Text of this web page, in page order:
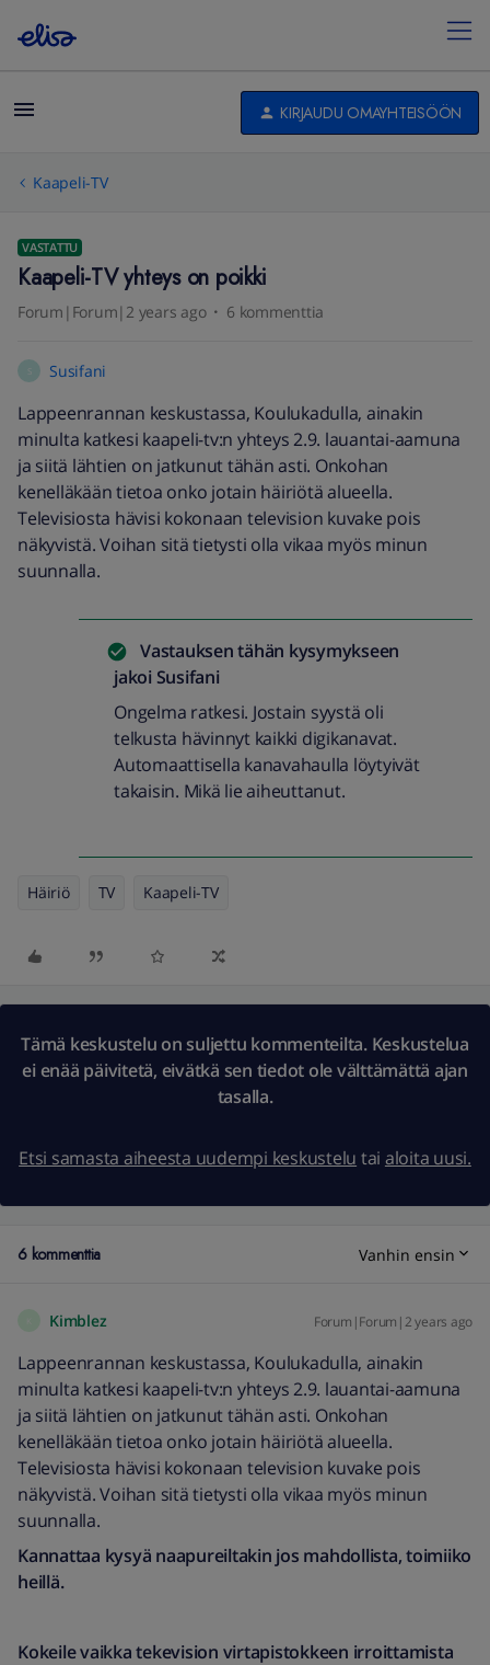
KIRJAUDU OMAYHTEISÖÖN
Kaapeli-TV
VASTATTU
Kaapeli-TV yhteys on poikki
Forum|Forum|2 years ago 6 kommenttia
Susifani
Lappeenrannan keskustassa, Koulukadulla, ainakin
minulta katkesi kaapeli-tv:n yhteys 2.9. lauantai-aamuna
ja siitä lähtien on jatkunut tähän asti. Onkohan
kenelläkään tietoa onko jotain häiriötä alueella.
Televisiosta hävisi kokonaan television kuvake pois
näkyvistä. Voihan sitä tietysti olla vikaa myös minun
suunnalla.
Vastauksen tähän kysymykseen
jakoi Susifani
Ongelma ratkesi. Jostain syystä oli
telkusta hävinnyt kaikki digikanavat.
Automaattisella kanavahaulla löytyivät
takaisin. Mikä lie aiheuttanut.
Häiriö TV Kaapeli-TV
Tämä keskustelu on suljettu kommenteilta. Keskustelua
ei enää päivitetä, eivätkä sen tiedot ole välttämättä ajan
tasalla.
Etsi samasta aiheesta uudempi keskustelu tai aloita uusi.
6 kommenttia Vanhin ensin
Kimblez Forum|Forum|2 years ago
Lappeenrannan keskustassa, Koulukadulla, ainakin
minulta katkesi kaapeli-tv:n yhteys 2.9. lauantai-aamuna
ja siitä lähtien on jatkunut tähän asti. Onkohan
kenelläkään tietoa onko jotain häiriötä alueella.
Televisiosta hävisi kokonaan television kuvake pois
näkyvistä. Voihan sitä tietysti olla vikaa myös minun
suunnalla.
Kannattaa kysyä naapureiltakin jos mahdollista, toimiiko
heillä.
Kokeile vaikka tekevision virtapistokkeen irroittamista